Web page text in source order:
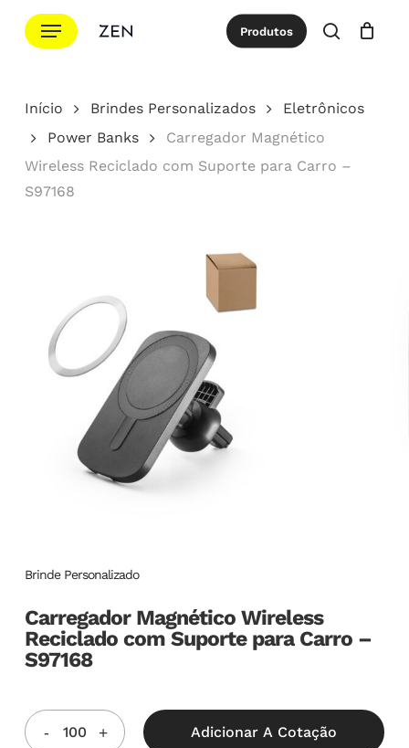
para
principal
Menu Produtos
procurar
Cotação Close
Início Brindes Personalizados
Eletrônicos
Power Banks
Carregador Magnético
Wireless Reciclado com Suporte para Carro –
S97168
Brinde Personalizado
Carregador Magnético Wireless
Reciclado com Suporte para Carro –
S97168
Adicionar A Cotação